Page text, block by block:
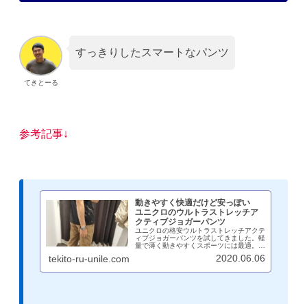
てきとーる
すっきりしたスマートなパンツ
参考記事↓
動きやすく快適だけど安っぽい
ユニクロのウルトラストレッチア
クティブジョガーパンツ
ユニクロの格安ウルトラストレッチアクテ
ィブジョガーパンツを試してきました。軽
量で薄く動きやすくスポーツには最適。カ
目立つのできっちり感が出ない。スポーツ
tekito-ru-unile.com 2020.06.06